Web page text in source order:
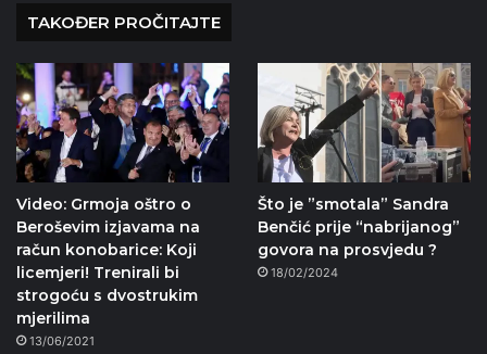
TAKOĐER PROČITAJTE
Video: Grmoja oštro o
Beroševim izjavama na
račun konobarice: Koji
licemjeri! Trenirali bi
strogoću s dvostrukim
mjerilima
13/06/2021
Što je ”smotala” Sandra
Benčić prije “nabrijanog”
govora na prosvjedu ?
18/02/2024